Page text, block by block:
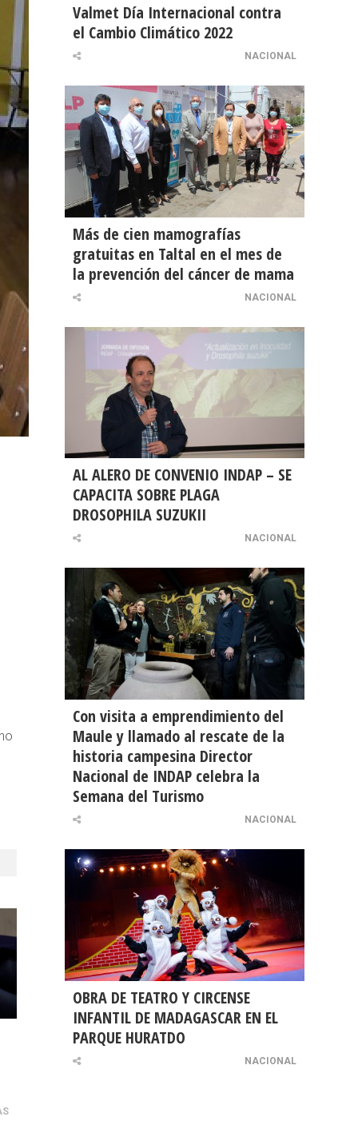
Valmet Día Internacional contra
el Cambio Climático 2022
NACIONAL
Más de cien mamografías
gratuitas en Taltal en el mes de
la prevención del cáncer de mama
NACIONAL
AL ALERO DE CONVENIO INDAP – SE
CAPACITA SOBRE PLAGA
DROSOPHILA SUZUKII
NACIONAL
Con visita a emprendimiento del
Maule y llamado al rescate de la
historia campesina Director
Nacional de INDAP celebra la
Semana del Turismo
NACIONAL
OBRA DE TEATRO Y CIRCENSE
INFANTIL DE MADAGASCAR EN EL
PARQUE HURATDO
NACIONAL